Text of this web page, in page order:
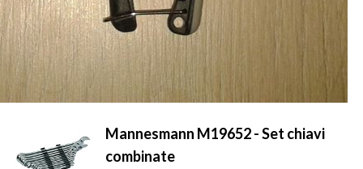
Mannesmann M19652 - Set chiavi
combinate